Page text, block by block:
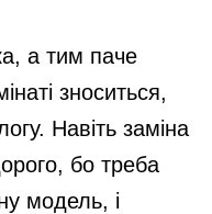
а тим паче
зноситься,
Навіть заміна
бо треба
модель, і